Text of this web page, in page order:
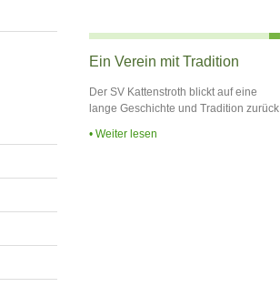
Ein Verein mit Tradition
Der SV Kattenstroth blickt auf eine
lange Geschichte und Tradition zurück
Weiter lesen